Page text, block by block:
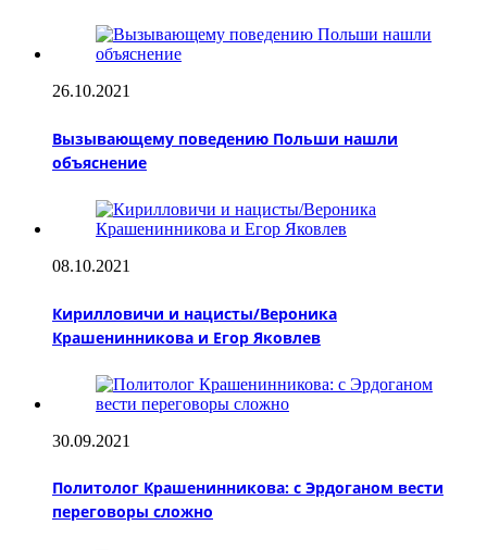
26.10.2021
Вызывающему поведению Польши нашли
объяснение
08.10.2021
Кирилловичи и нацисты/Вероника
Крашенинникова и Егор Яковлев
30.09.2021
Политолог Крашенинникова: с Эрдоганом вести
переговоры сложно